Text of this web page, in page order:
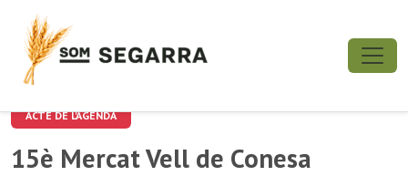
ACTE DE L'AGENDA
15è Mercat Vell de Conesa